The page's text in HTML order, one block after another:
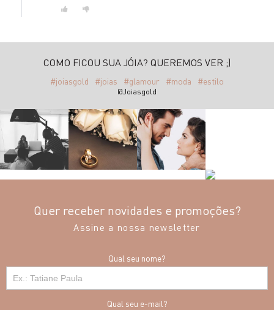
COMO FICOU SUA JÓIA? QUEREMOS VER ;)
#joiasgold #joias #glamour #moda #estilo
@Joiasgold
Quer receber novidades e promoções?
Assine a nossa newsletter
Qual seu nome?
Qual seu e-mail?